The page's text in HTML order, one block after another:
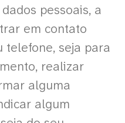
pessoais, a
em contato
telefone, seja para
realizar
alguma
algum